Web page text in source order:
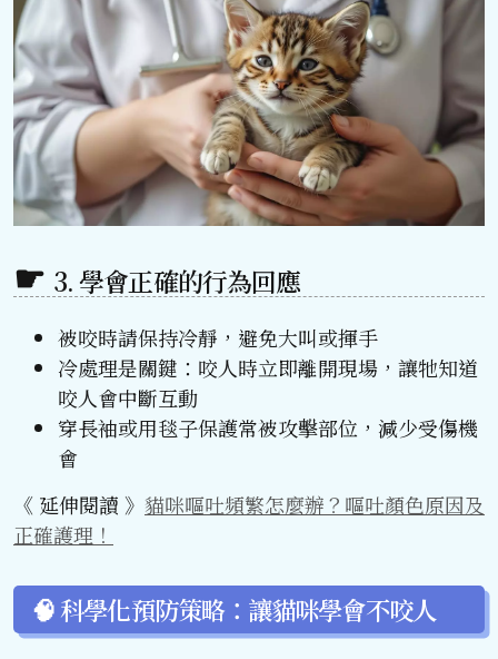
3. 學會正確的行為回應
被咬時請保持冷靜，避免大叫或揮手
冷處理是關鍵：咬人時立即離開現場，讓牠知道
咬人會中斷互動
穿長袖或用毯子保護常被攻擊部位，減少受傷機
會
《 延伸閱讀 》 貓咪嘔吐頻繁怎麼辦？嘔吐顏色原因及
正確護理！
🧠 科學化預防策略：讓貓咪學會不咬人